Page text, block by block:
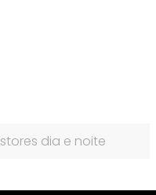
dia e noite